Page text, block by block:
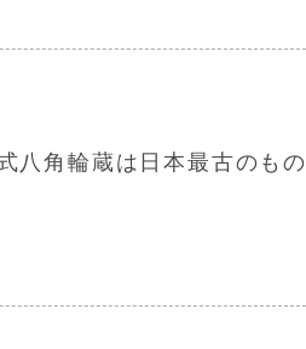
八角輪蔵は日本最古のもの